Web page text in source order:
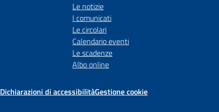
Le notizie
I comunicati
Le circolari
Calendario eventi
Le scadenze
Albo online
Dichiarazioni di accessibilitàGestione cookie